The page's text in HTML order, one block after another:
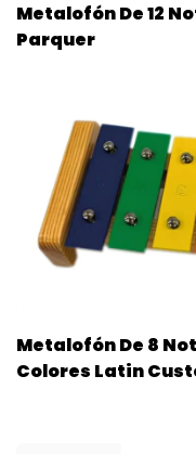
Metalofón De 12
Parquer
Metalofón De 8
Colores Latin